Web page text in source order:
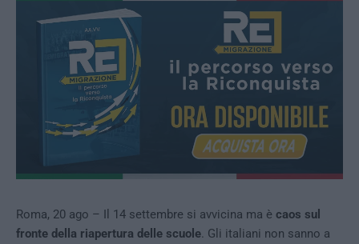
Roma, 20 ago – Il 14 settembre si avvicina ma è caos sul
fronte della riapertura delle scuole . Gli italiani non sanno a